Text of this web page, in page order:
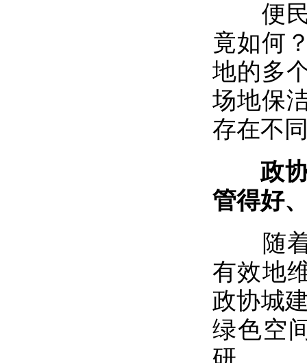
便民
竟如何
地的多
场地保
存在不
政协
管得好
随着“
有效地
政协城
绿色空